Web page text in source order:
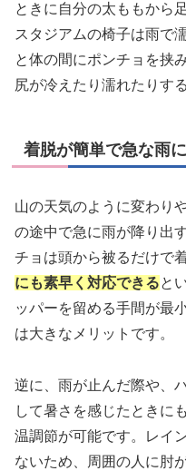
ときに自分の太ももから
スタジアムの椅子は雨で
と体の間にポンチョを挟
尻が冷えたり濡れたりす
着脱が簡単で急な雨
山の天気のように変わり
の途中で急に雨が降り出
チョは頭から被るだけで
にも素早く対応できると
ッパーを留める手間が最
は大きなメリットです。
逆に、雨が止んだ際や、
して暑さを感じたときに
温調節が可能です。レイ
ないため、周囲の人に肘